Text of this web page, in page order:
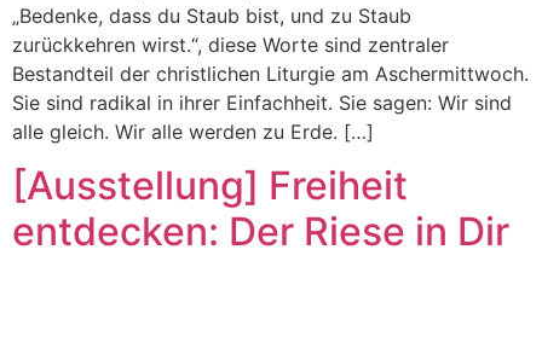
„Bedenke, dass du Staub bist, und zu Staub
zurückkehren wirst.“, diese Worte sind zentraler
Bestandteil der christlichen Liturgie am Aschermittwoch.
Sie sind radikal in ihrer Einfachheit. Sie sagen: Wir sind
alle gleich. Wir alle werden zu Erde. […]
[Ausstellung] Freiheit
entdecken: Der Riese in Dir